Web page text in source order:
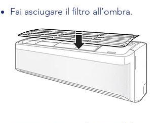
Fai asciugare il filtro all’ombra.